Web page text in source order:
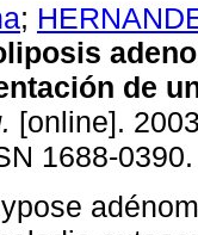
;
de
[online].
1688-0390.